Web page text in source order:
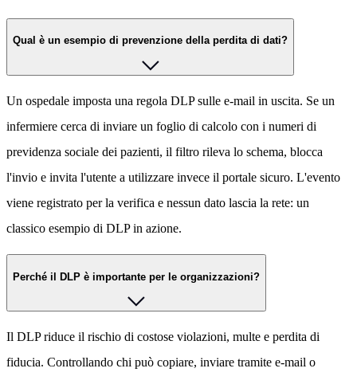
Qual è un esempio di prevenzione della perdita di dati?
Un ospedale imposta una regola DLP sulle e-mail in uscita. Se un
infermiere cerca di inviare un foglio di calcolo con i numeri di
previdenza sociale dei pazienti, il filtro rileva lo schema, blocca
l'invio e invita l'utente a utilizzare invece il portale sicuro. L'evento
viene registrato per la verifica e nessun dato lascia la rete: un
classico esempio di DLP in azione.
Perché il DLP è importante per le organizzazioni?
Il DLP riduce il rischio di costose violazioni, multe e perdita di
fiducia. Controllando chi può copiare, inviare tramite e-mail o